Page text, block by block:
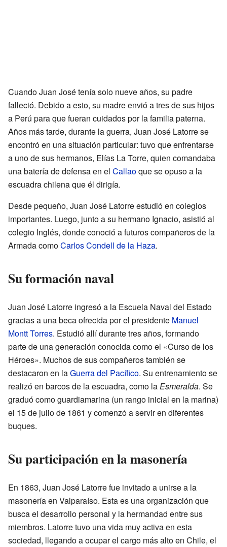
Cuando Juan José tenía solo nueve años, su padre
falleció. Debido a esto, su madre envió a tres de sus hijos
a Perú para que fueran cuidados por la familia paterna.
Años más tarde, durante la guerra, Juan José Latorre se
encontró en una situación particular: tuvo que enfrentarse
a uno de sus hermanos, Elías La Torre, quien comandaba
una batería de defensa en el Callaoque se opuso a la
escuadra chilena que él dirigía.
Desde pequeño, Juan José Latorre estudió en colegios
importantes. Luego, junto a su hermano Ignacio, asistió al
colegio Inglés, donde conoció a futuros compañeros de la
Armada comoCarlos Condell de la Haza.
Su formación naval
Juan José Latorre ingresó a la Escuela Naval del Estado
gracias a una beca ofrecida por el presidente Manuel
Montt Torres. Estudió allí durante tres años, formando
parte de una generación conocida como el «Curso de los
Héroes». Muchos de sus compañeros también se
destacaron en laGuerra del Pacífico. Su entrenamiento se
realizó en barcos de la escuadra, como laEsmeralda. Se
graduó como guardiamarina (un rango inicial en la marina)
el 15 de julio de 1861 y comenzó a servir en diferentes
buques.
Su participación en la masonería
En 1863, Juan José Latorre fue invitado a unirse a la
masonería en Valparaíso. Esta es una organización que
busca el desarrollo personal y la hermandad entre sus
miembros. Latorre tuvo una vida muy activa en esta
sociedad, llegando a ocupar el cargo más alto en Chile, el